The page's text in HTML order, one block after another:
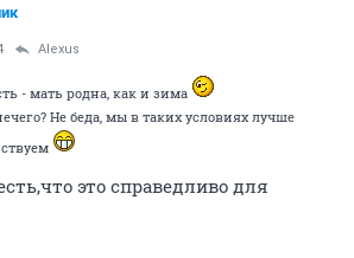
Alexus
- мать родна, как и зима
Не беда, мы в таких условиях лучше
это справедливо для